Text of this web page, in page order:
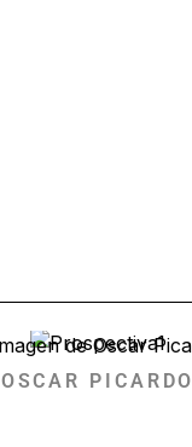
OSCAR PICARDO